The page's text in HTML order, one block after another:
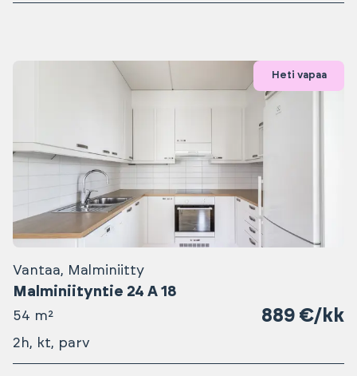
Heti vapaa
Vantaa, Malminiitty
Malminiityntie 24 A 18
54 m² 889 €/kk
2h, kt, parv